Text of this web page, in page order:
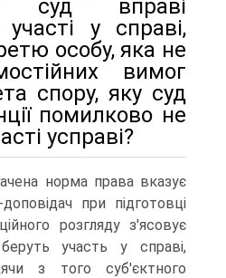
суд вправі
у справі,
особу, яка не
вимог
спору, яку суд
помилково не
усправі?
норма права вказує
при підготовці
розгляду з'ясовує
участь у справі,
з того суб'єктного